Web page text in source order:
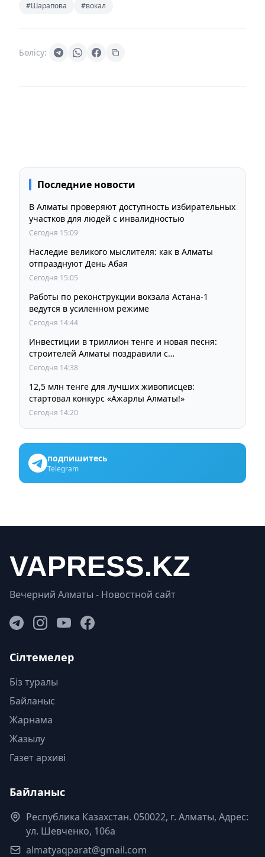
#Шарапова #вокал
Бөлісу:
Последние новости
В Алматы проверяют доступность избирательных
участков для людей с инвалидностью
Сегодня 15:09
Наследие великого мыслителя: как в Алматы
отпразднуют День Абая
Сегодня 15:05
Работы по реконструкции вокзала Астана-1
ведутся в усиленном режиме
Сегодня 14:44
Инвестиции в триллион тенге и новая песня:
строителей Алматы поздравили с
профессиональным праздником
Сегодня 14:38
12,5 млн тенге для лучших живописцев:
стартовал конкурс «Ажарлы Алматы!»
Сегодня 14:20
подпишитесь
Telegram
Вечерний Алматы - Новостной сайт
Сілтемелер
Біз туралы
Байланыс
Жарнама
Жазылу
Газет архиві
Байланыс
Республика Казахстан. 050022, г. Алматы, Адрес:
ул. Шевченко, 106а
almatyaqparat@gmail.com